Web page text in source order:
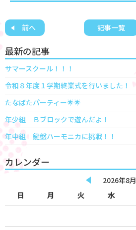
前へ 記事一覧
最新の記事
サマースクール！！！
令和８年度１学期終業式を行いました！
たなばたパーティー🌟🌟
年少組 Ｂブロックで遊んだよ！
年中組 鍵盤ハーモニカに挑戦！！
カレンダー
2026年8月
日
月 火 水